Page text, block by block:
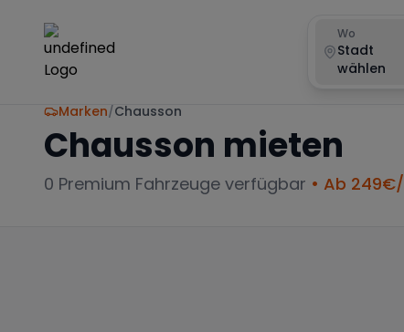
Wo
Stadt
wählen
Marken/Chausson
Chausson mieten
0 Premium Fahrzeuge verfügbar • Ab 249